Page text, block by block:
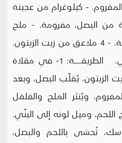
- كيلوغرام من عجينة
من البصل، مفرومة. - ملح
وفلفل أسود، حسب الرغبة. - 4 ملاعق من زيت الزيتون.
- كوبان من الزيت النباتي. الطريقـــــــة: 1- في مقلاة
الزيتون، يُقلّب البصل، وبعد
ويُنثر الملح والفلفل
وميل لونه إلى البنّي.
تُحشى باللحم والبصل،